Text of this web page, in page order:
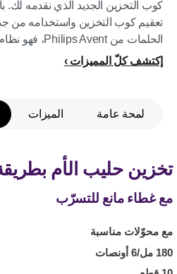
كوب التخزين الجديد الذي نقدمه لك.
تعقيم كوب التخزين واستخدامه من
الحلمات من Philips Avent، فهو نظام واحد يقدّم خيارات متعددة!
إكتشف كلّ المميزات
لمحة عامة الميزات
تخزين حليب الأم
مع غطاء مانع للتسرّب
مع محوّلات مناسبة
180 مل/6 أونصات